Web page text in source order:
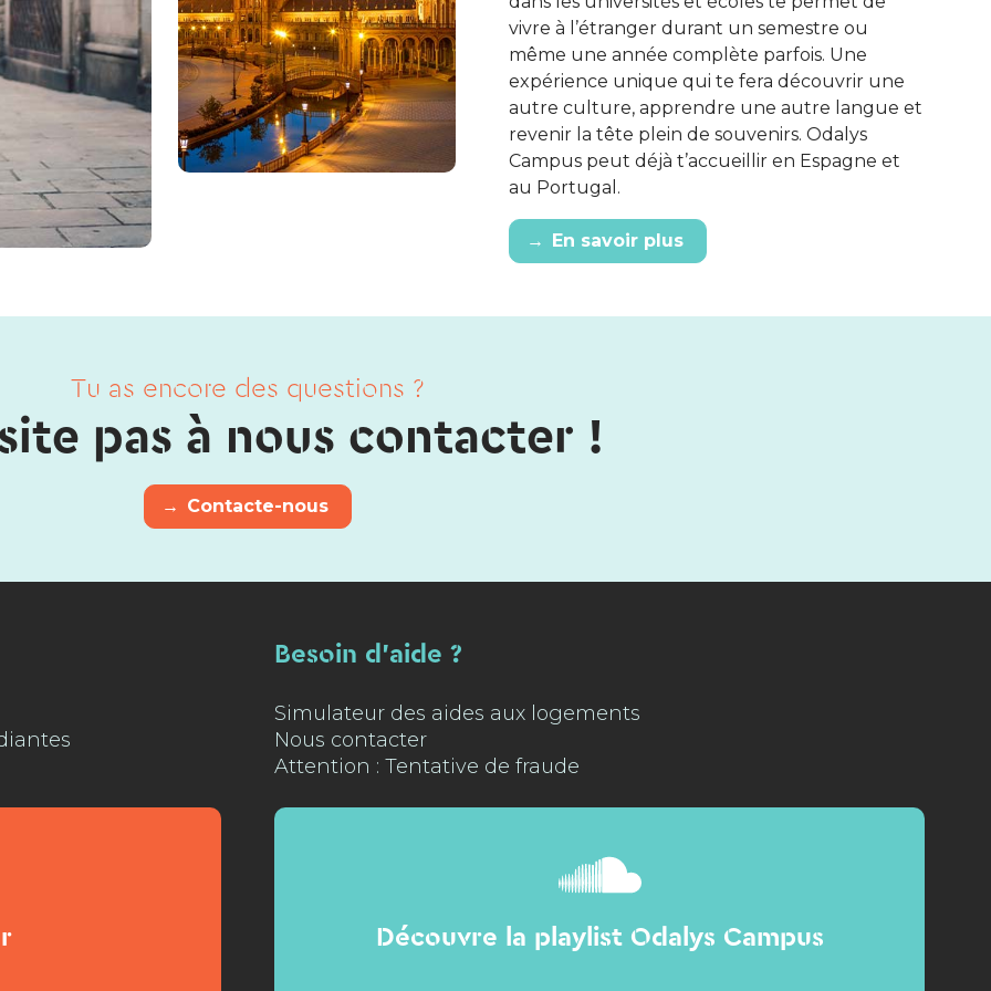
vivre à l’étranger durant un semestre ou
même une année complète parfois. Une
expérience unique qui te fera découvrir une
autre culture, apprendre une autre langue et
revenir la tête plein de souvenirs. Odalys
Campus peut déjà t’accueillir en Espagne et
au Portugal.
→ En savoir plus
Tu as encore des questions ?
pas à nous contacter !
→ Contacte-nous
Besoin d'aide ?
Simulateur des aides aux logements
Nous contacter
Attention : Tentative de fraude
Découvre la playlist Odalys Campus